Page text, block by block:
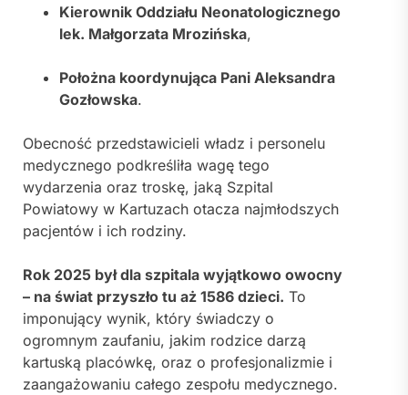
Kierownik Oddziału Neonatologicznego
lek. Małgorzata Mrozińska,
Położna koordynująca Pani Aleksandra
Gozłowska.
Obecność przedstawicieli władz i personelu
medycznego podkreśliła wagę tego
wydarzenia oraz troskę, jaką Szpital
Powiatowy w Kartuzach otacza najmłodszych
pacjentów i ich rodziny.
Rok 2025 był dla szpitala wyjątkowo owocny
– na świat przyszło tu aż 1586 dzieci. To
imponujący wynik, który świadczy o
ogromnym zaufaniu, jakim rodzice darzą
kartuską placówkę, oraz o profesjonalizmie i
zaangażowaniu całego zespołu medycznego.